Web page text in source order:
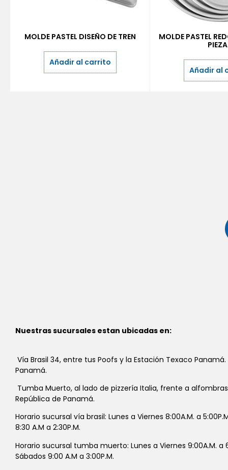
MOLDE PASTEL DISEÑO DE TREN
Añadir al carrito
MOLDE PASTEL
Añadir al
Nuestras sucursales estan ubicadas en:
Vía Brasil 34, entre tus Poofs y la Estación Texaco
Panamá.
Tumba Muerto, al lado de pizzería Italia, frente a
República de Panamá.
Horario sucursal vía brasil: Lunes a Viernes 8:00A.M. a
8:30 A.M a 2:30P.M.
Horario sucursal tumba muerto: Lunes a Viernes 9:00A.M. a
Sábados 9:00 A.M a 3:00P.M.